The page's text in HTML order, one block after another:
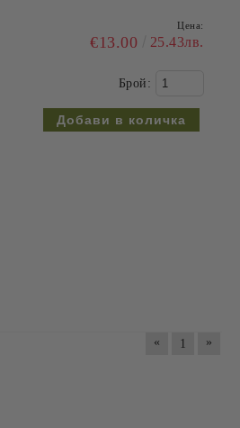
Цена:
€13.00 25.43лв.
Брой:
« 1 »